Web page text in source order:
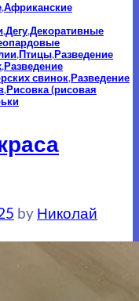
,Африканские
,Дегу,Декоративные
,Птицы,Разведение
,Разведение
свинок,Разведение
,Рисовка (рисовая
by Николай